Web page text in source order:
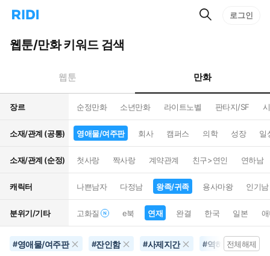
리
홈
으
턴
트
검
로그인
웹툰/만화 키워드 검색
웹툰 만화
장르 순정만화 소년만화 라이트노벨 판타지/SF
소재/관계 (공통) 영애물/여주판 회사 캠퍼스 의학 성장 일
소재/관계 (순정) 첫사랑 짝사랑 계약관계 친구>연인 연하남
캐릭터 나쁜남자 다정남 왕족/귀족 용사마왕 인기남
분위기/기타 고화질 e북 연재 완결 한국 일본
#영애물/여주판 #잔인함 #사제지간 #역하렘 #
전체해제